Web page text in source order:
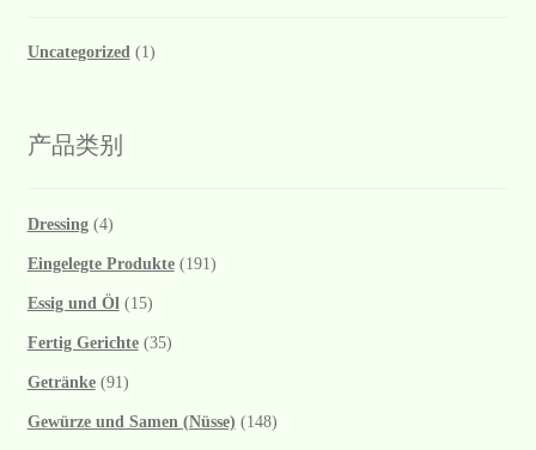
Uncategorized(1)
产品类别
Dressing (4)
Eingelegte Produkte (191)
Essig und Öl (15)
Fertig Gerichte (35)
Getränke (91)
Gewürze und Samen (Nüsse) (148)